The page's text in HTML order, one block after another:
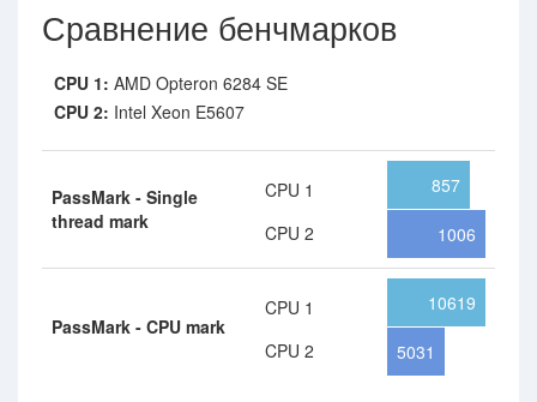
Сравнение бенчмарков
CPU 1: AMD Opteron 6284 SE
CPU 2: Intel Xeon E5607
PassMark - Single
thread mark
CPU 1
CPU 2
857
1006
PassMark - CPU mark
CPU 1
CPU 2
10619
5031